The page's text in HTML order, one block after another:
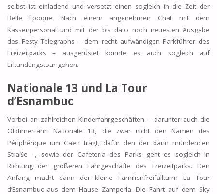
selbst ist einladend und versetzt einen sogleich in die Zeit der
Belle Époque. Nach einem angenehmen Chat mit dem
Kassenpersonal und mit der bis dato noch neuesten Ausgabe
des Festy Telegraphs – dem recht aufwändigen Parkführer des
Freizeitparks – ausgerüstet konnte es auch sogleich auf
Erkundungstour gehen.
Nationale 13 und La Tour
d’Esnambuc
Vorbei an zahlreichen Kinderfahrgeschäften – darunter auch die
Oldtimerfahrt Nationale 13, die zwar nicht den Namen des
Périphérique um Caen trägt, dafür den der darin mündenden
Straße –, sowie der Cafeteria des Parks geht es sogleich in
Richtung der größeren Fahrgeschäfte des Freizeitparks. Den
Anfang macht dann der kleine Familienfreifallturm La Tour
d’Esnambuc aus dem Hause Zamperla. Die Fahrt auf dem Sky